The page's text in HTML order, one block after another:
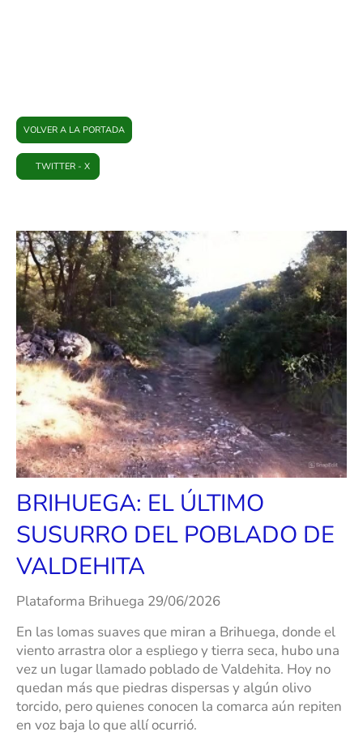
VOLVER A LA PORTADA
TWITTER - X
Plataforma Brihuega 29/06/2026
En las lomas suaves que miran a Brihuega, donde el
viento arrastra olor a espliego y tierra seca, hubo una
vez un lugar llamado poblado de Valdehita. Hoy no
quedan más que piedras dispersas y algún olivo
torcido, pero quienes conocen la comarca aún repiten
en voz baja lo que allí ocurrió.
BRIHUEGA: EL ÚLTIMO
SUSURRO DEL POBLADO DE
VALDEHITA